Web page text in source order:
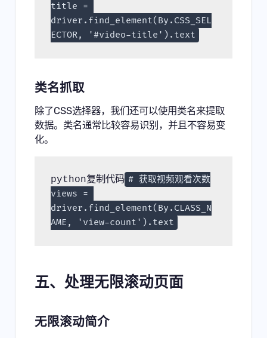
title =
driver.find_element(By.CSS_SEL
ECTOR, '#video-title').text
类名抓取
除了CSS选择器，我们还可以使用类名来提取
数据。类名通常比较容易识别，并且不容易变
化。
python复制代码 # 获取视频观看次数
views =
driver.find_element(By.CLASS_N
五、处理无限滚动页面
无限滚动简介